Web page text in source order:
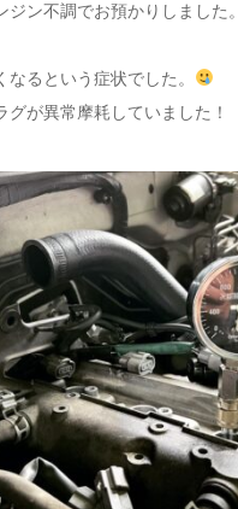
ジン不調でお預かりしました。
なるという症状でした。
グが異常摩耗していました！